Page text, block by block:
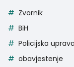
Zvornik
BiH
Policijska
obavjestenje